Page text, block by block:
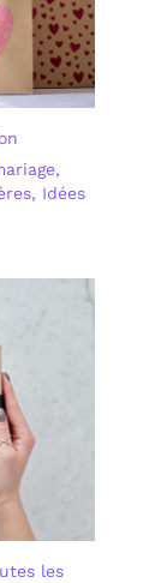
,
, Idées
les